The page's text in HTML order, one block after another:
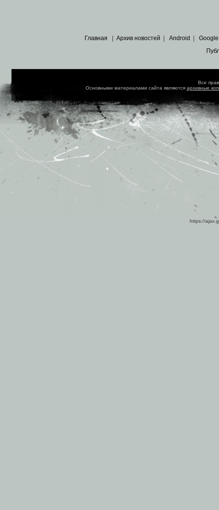
Главная | Архив новостей | Android | Google
Все
Основными материалами сайта являются архивные
https://